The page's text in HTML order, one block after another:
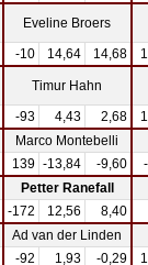
Eveline Broers
-10 14,64 14,68
Timur Hahn
-93 4,43 2,68
Marco Montebelli
139 -13,84 -9,60
Petter Ranefall
-172 12,56 8,40
Ad van der Linden
-92 1,93 -0,29